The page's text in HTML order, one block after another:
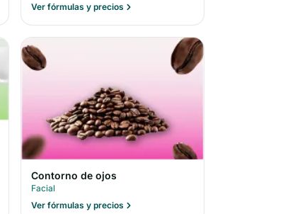
Ver fórmulas y precios
Contorno de ojos
Facial
Ver fórmulas y precios